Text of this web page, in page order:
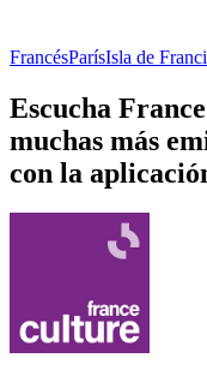
FrancésParísIsla de
Escucha
muchas más
con la